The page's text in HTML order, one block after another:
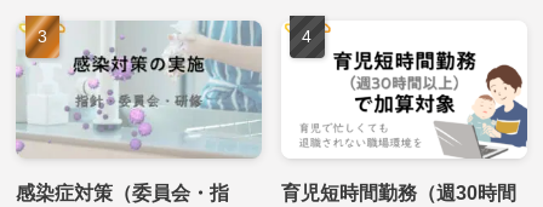
感染症対策（委員会・指
育児短時間勤務（週30時間